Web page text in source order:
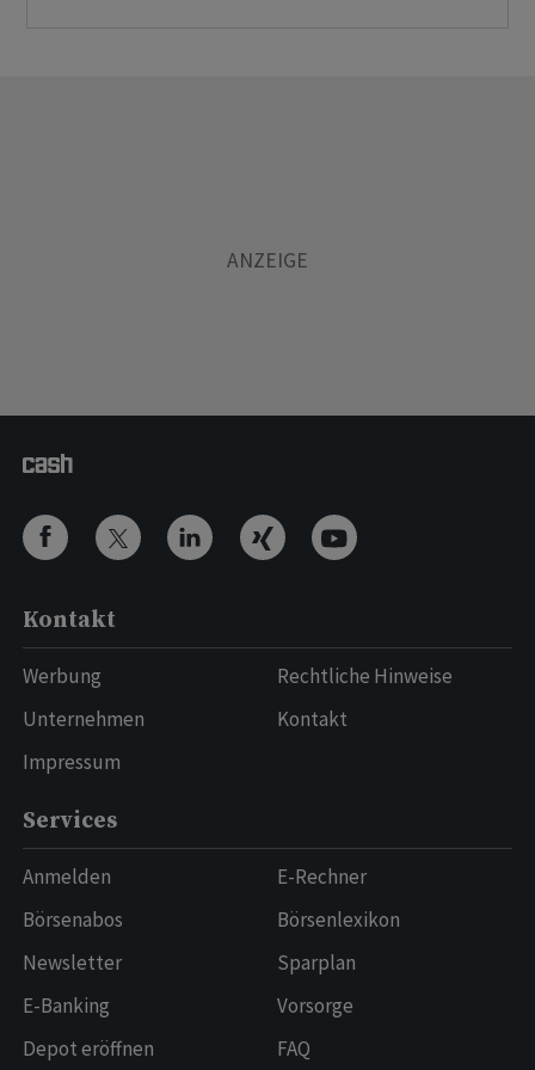
Kontakt
Werbung
Unternehmen
Impressum
Rechtliche Hinweise
Kontakt
Services
Anmelden
Börsenabos
Newsletter
E-Banking
Depot eröffnen
E-Rechner
Börsenlexikon
Sparplan
Vorsorge
FAQ